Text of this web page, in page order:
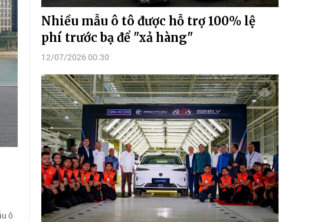
ô
Nhiều mẫu ô tô được hỗ trợ 100% lệ
phí trước bạ để "xả hàng"
12/07/2026 00:30